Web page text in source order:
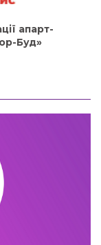
апарт-
Буд»